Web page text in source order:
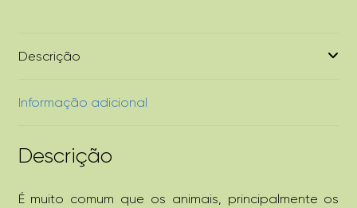
Descrição
Informação adicional
Descrição
É muito comum que os animais, principalmente os